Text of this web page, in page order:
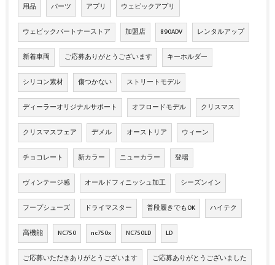
用品 パーツ アプリ ウェビックアプリ
ウェビックパートナーストア 加盟店 890ADV レンタルアップ
新着車両 ご応募ありがとうございます キーホルダー
シリコン素材 傷つかない ストリートモデル
ディーラーオリジナルサポート オフロードモデル クリスマス
クリスマスフェア デメル オーストリア ウィーン
チョコレート 新カラー ニューカラー 登場
ヴィンテージ感 オールドフィニッシュ加工 シーズンイン
フープシューズ ドライマスター 普段履きでもOK ハイテク
高機能 NC750 nc750x NC750LD LD
ご応募いただきありがとうございます ご応募ありがとうございました